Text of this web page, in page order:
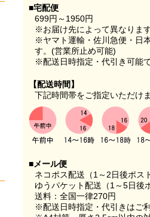
■宅配便
699円～1950円
※お届け先によって異なります
※ヤマト運輸・佐川急便・日
す。(営業所止め可能)
※配送日時指定・代引き可能で
【配送時間】
下記時間帯をご指定いただけま
■メール便
ネコポス配送（1～2日後ポス
ゆうパケット配送（1～5日後
送料：全国一律270円
※配送日時指定・代引きはご